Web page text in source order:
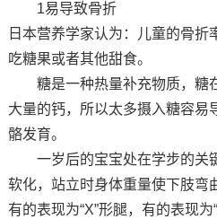
1易导致骨折
日本营养学家认为：儿童的骨折
吃糖果或者其他甜食。
糖是一种热量补充物质，糖
大量的钙，所以太多摄入糖容易
骼发育。
一岁后的宝宝处在学步的关
软化，站立时身体重量使下肢弯
有的表现为“X”形腿，有的表现